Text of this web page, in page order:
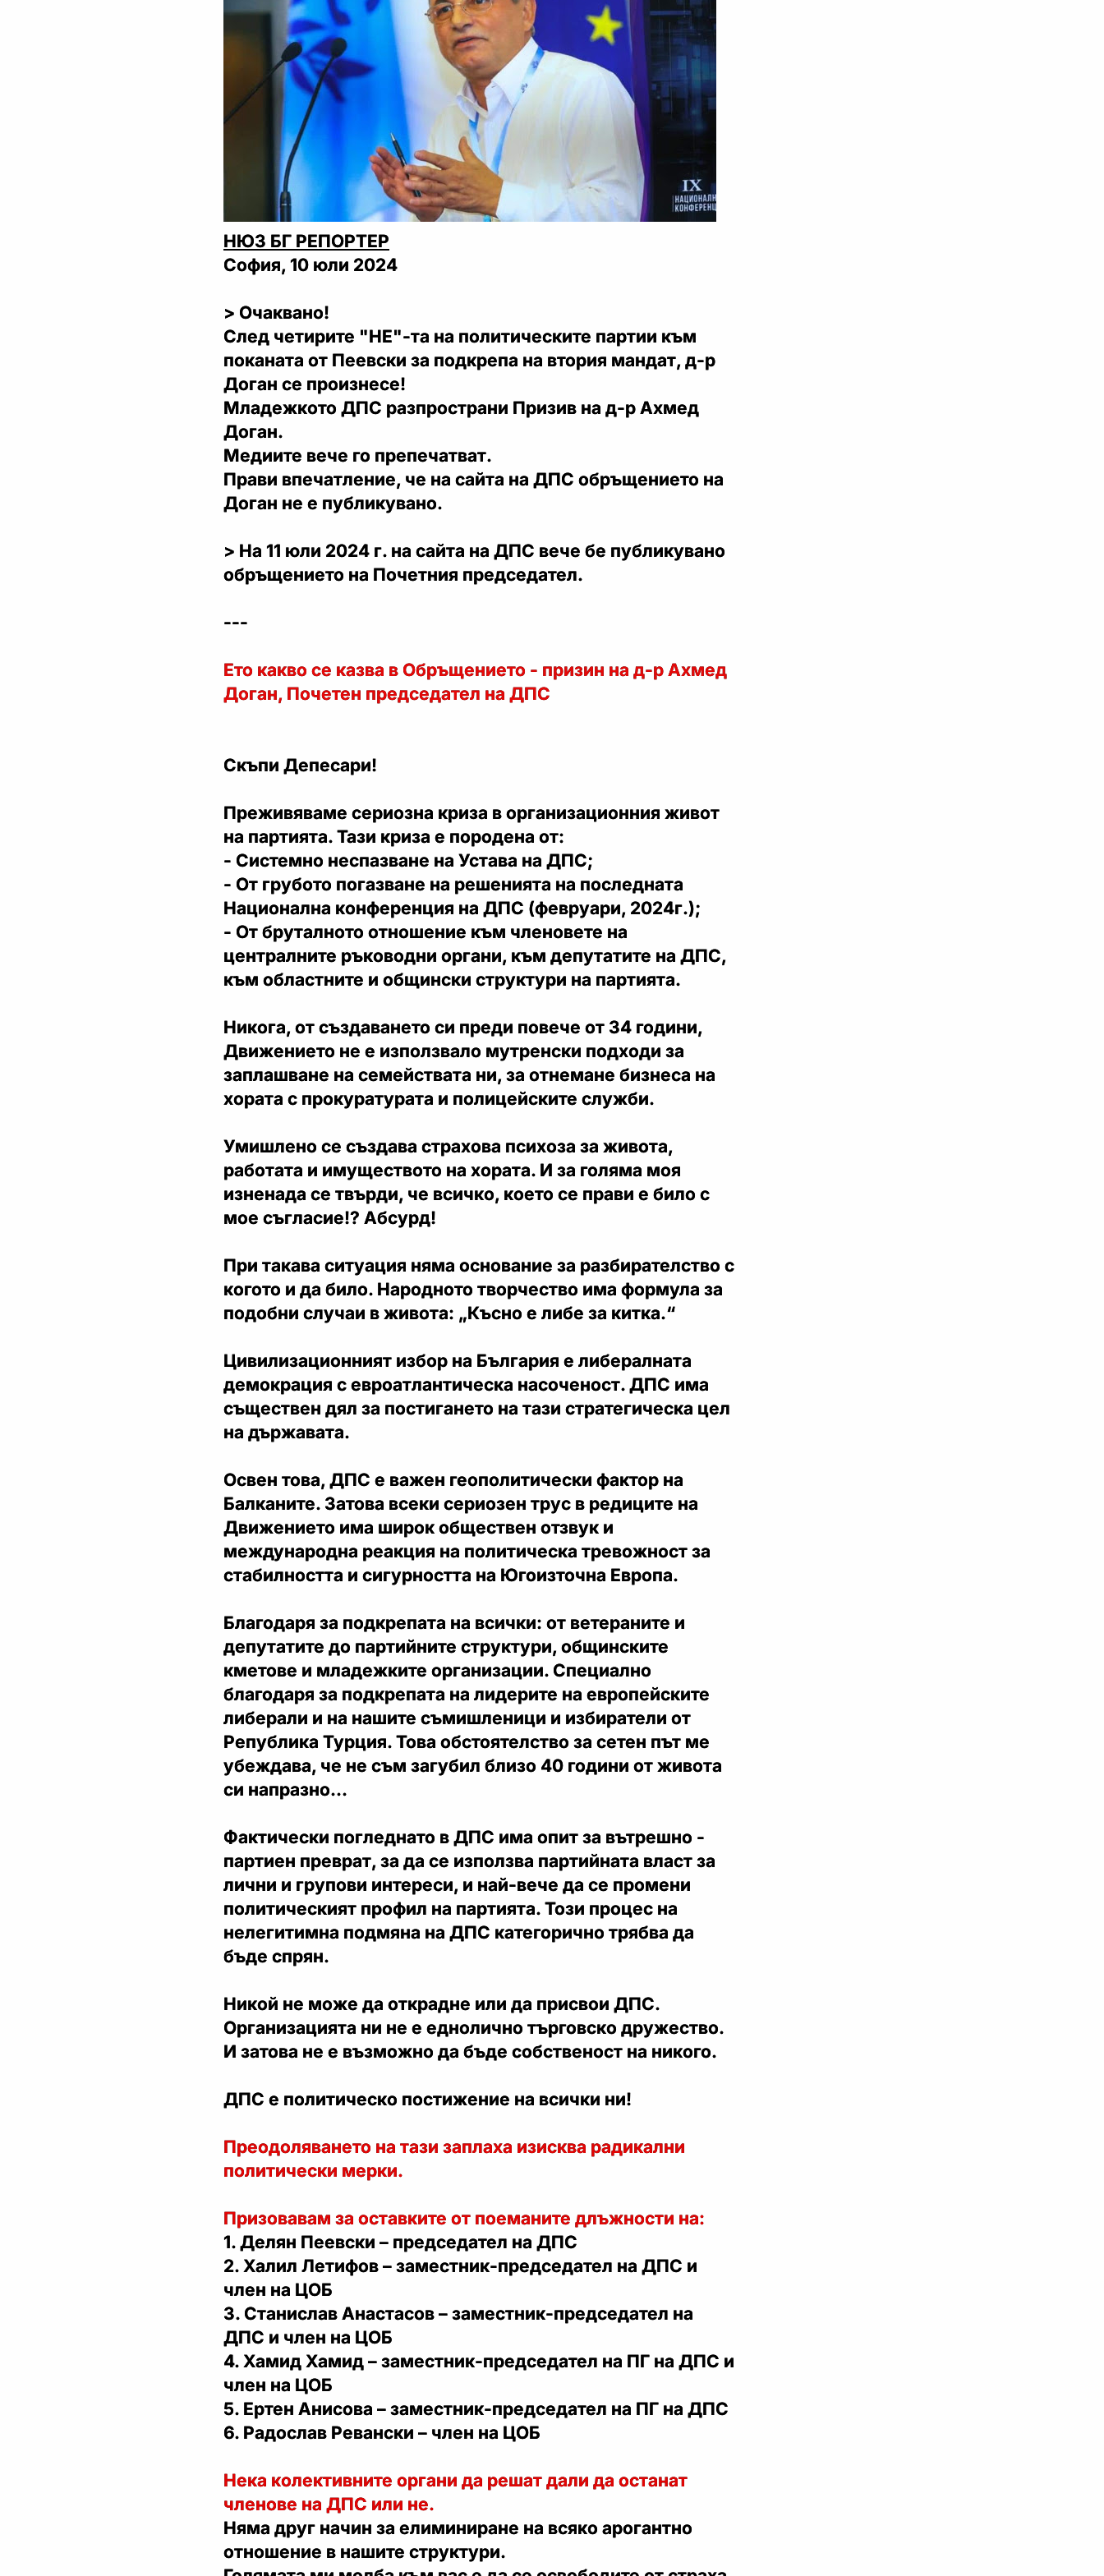
НЮЗ БГ РЕПОРТЕР
София, 10 юли 2024
> Очаквано!
След четирите "НЕ"-та на политическите партии към
поканата от Пеевски за подкрепа на втория мандат, д-р
Доган се произнесе!
Младежкото ДПС разпространи Призив на д-р Ахмед
Доган.
Медиите вече го препечатват.
Прави впечатление, че на сайта на ДПС обръщението на
Доган не е публикувано.
> На 11 юли 2024 г. на сайта на ДПС вече бе публикувано
обръщението на Почетния председател.
---
Ето какво се казва в Обръщението - призин на д-р Ахмед
Доган, Почетен председател на ДПС
Скъпи Депесари!
Преживяваме сериозна криза в организационния живот
на партията. Тази криза е породена от:
- Системно неспазване на Устава на ДПС;
- От грубото погазване на решенията на последната
Национална конференция на ДПС (февруари, 2024г.);
- От бруталното отношение към членовете на
централните ръководни органи, към депутатите на ДПС,
към областните и общински структури на партията.
Никога, от създаването си преди повече от 34 години,
Движението не е използвало мутренски подходи за
заплашване на семействата ни, за отнемане бизнеса на
хората с прокуратурата и полицейските служби.
Умишлено се създава страхова психоза за живота,
работата и имуществото на хората. И за голяма моя
изненада се твърди, че всичко, което се прави е било с
мое съгласие!? Абсурд!
При такава ситуация няма основание за разбирателство с
когото и да било. Народното творчество има формула за
подобни случаи в живота: „Късно е либе за китка.“
Цивилизационният избор на България е либералната
демокрация с евроатлантическа насоченост. ДПС има
съществен дял за постигането на тази стратегическа цел
на държавата.
Освен това, ДПС е важен геополитически фактор на
Балканите. Затова всеки сериозен трус в редиците на
Движението има широк обществен отзвук и
международна реакция на политическа тревожност за
стабилността и сигурността на Югоизточна Европа.
Благодаря за подкрепата на всички: от ветераните и
депутатите до партийните структури, общинските
кметове и младежките организации. Специално
благодаря за подкрепата на лидерите на европейските
либерали и на нашите съмишленици и избиратели от
Република Турция. Това обстоятелство за сетен път ме
убеждава, че не съм загубил близо 40 години от живота
си напразно…
Фактически погледнато в ДПС има опит за вътрешно -
партиен преврат, за да се използва партийната власт за
лични и групови интереси, и най-вече да се промени
политическият профил на партията. Този процес на
нелегитимна подмяна на ДПС категорично трябва да
бъде спрян.
Никой не може да открадне или да присвои ДПС.
Организацията ни не е еднолично търговско дружество.
И затова не е възможно да бъде собственост на никого.
ДПС е политическо постижение на всички ни!
Преодоляването на тази заплаха изисква радикални
политически мерки.
Призовавам за оставките от поеманите длъжности на:
1. Делян Пеевски – председател на ДПС
2. Халил Летифов – заместник-председател на ДПС и
член на ЦОБ
3. Станислав Анастасов – заместник-председател на
ДПС и член на ЦОБ
4. Хамид Хамид – заместник-председател на ПГ на ДПС и
член на ЦОБ
5. Ертен Анисова – заместник-председател на ПГ на ДПС
6. Радослав Ревански – член на ЦОБ
Нека колективните органи да решат дали да останат
членове на ДПС или не.
Няма друг начин за елиминиране на всяко арогантно
отношение в нашите структури.